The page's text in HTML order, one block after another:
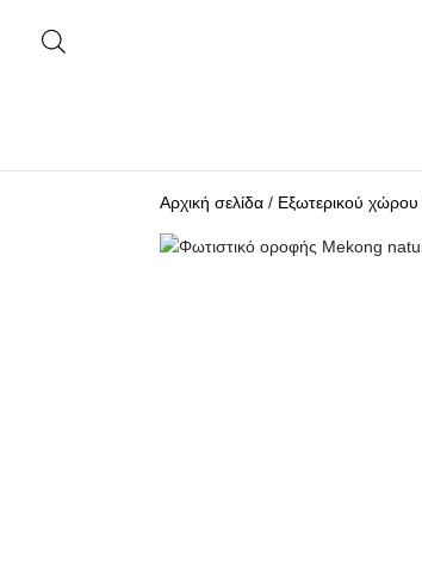
Αρχική σελίδα / Εξωτερικού χώρου